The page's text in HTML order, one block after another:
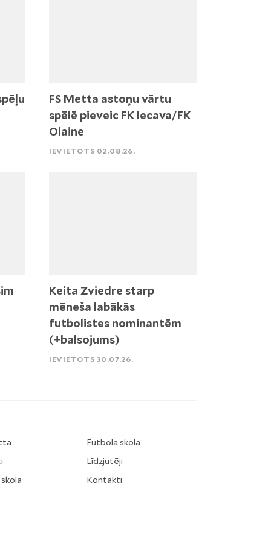
FS Metta astoņu vārtu
spēlē pieveic FK Iecava/FK
Olaine
IEVIETOTS 02.08.26.
Keita Zviedre starp
mēneša labākās
futbolistes nominantēm
(+balsojums)
IEVIETOTS 30.07.26.
Futbola skola
Līdzjutēji
Kontakti